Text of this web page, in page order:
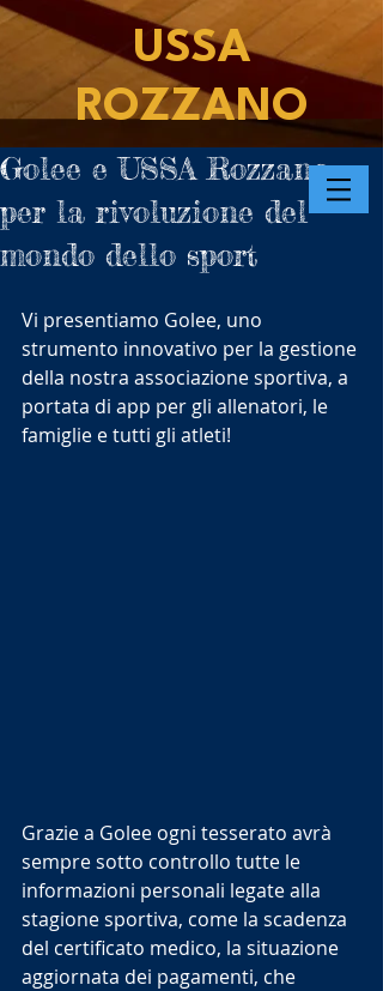
USSA
ROZZANO
Golee e USSA Rozzano
per la rivoluzione del
mondo dello sport
Vi presentiamo Golee, uno
strumento innovativo per la gestione
della nostra associazione sportiva, a
portata di app per gli allenatori, le
famiglie e tutti gli atleti!
Grazie a Golee ogni tesserato avrà
sempre sotto controllo tutte le
informazioni personali legate alla
stagione sportiva, come la scadenza
del certificato medico, la situazione
aggiornata dei pagamenti, che